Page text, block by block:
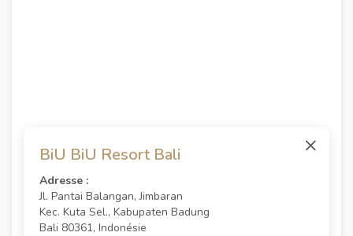
×
BiU BiU Resort Bali
Adresse :
Jl. Pantai Balangan, Jimbaran
Kec. Kuta Sel., Kabupaten Badung
Bali 80361, Indonésie